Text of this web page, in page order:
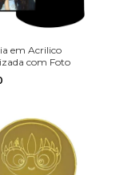
em Acrilico
com Foto